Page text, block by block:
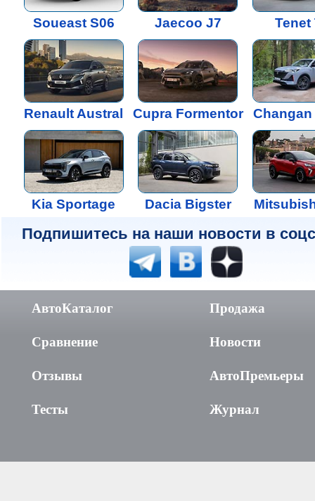
Soueast S06 Jaecoo J7 Tenet
Renault Austral Cupra Formentor Changan
Kia Sportage Dacia Bigster
Подпишитесь на наши новости в
АвтоКаталог
Сравнение
Отзывы
Тесты
Продажа
Новости
АвтоПремьеры
Журнал